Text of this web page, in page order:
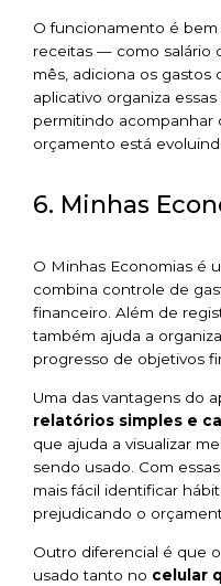
O funcionamento é bem
receitas — como salário
mês, adiciona os gastos
aplicativo organiza
permitindo acompanhar
orçamento está
6. Minhas
O Minhas Economias é
combina controle de
financeiro. Além de
também ajuda a
progresso de objetivos
Uma das vantagens do
relatórios simples e
que ajuda a visualizar
sendo usado. Com
mais fácil identificar
prejudicando o
Outro diferencial é que
usado tanto no celular